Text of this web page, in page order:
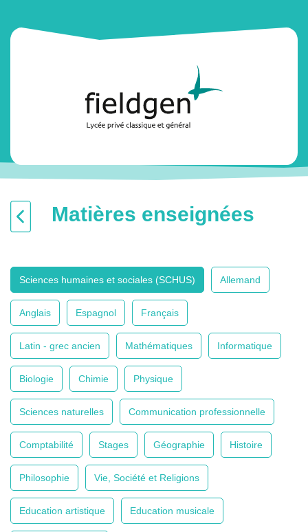
Matières enseignées
Sciences humaines et sociales (SCHUS) Allemand
Anglais Espagnol Français
Latin - grec ancien Mathématiques Informatique
Biologie Chimie Physique
Sciences naturelles Communication professionnelle
Comptabilité Stages Géographie Histoire
Philosophie Vie, Société et Religions
Education artistique Education musicale